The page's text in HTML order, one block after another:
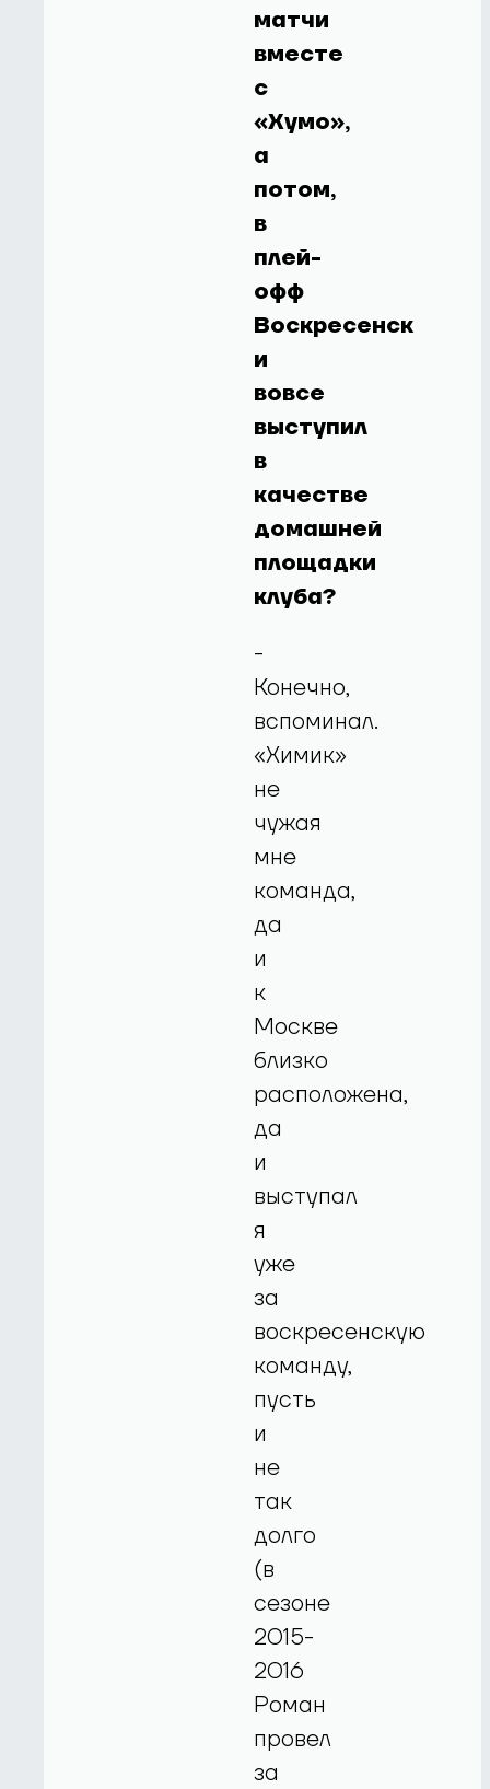
матчи
вместе
с
«Хумо»,
а
потом,
в
плей-
офф
Воскресенск
и
вовсе
выступил
в
качестве
домашней
площадки
клуба?
-
Конечно,
вспоминал.
«Химик»
не
чужая
мне
команда,
да
и
к
Москве
близко
расположена,
да
и
выступал
я
уже
за
воскресенскую
команду,
пусть
и
не
так
долго
(в
сезоне
2015-
2016
Роман
провел
за